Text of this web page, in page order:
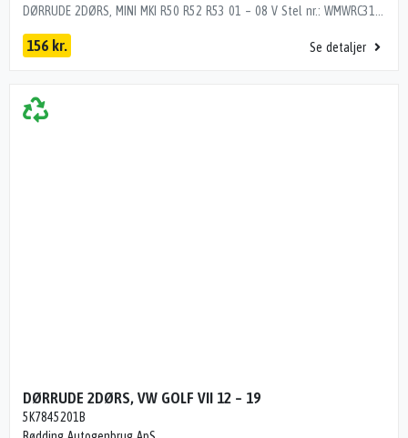
156 kr. Se detaljer
DØRRUDE 2DØRS, VW GOLF VII 12 – 19
5K7845201B